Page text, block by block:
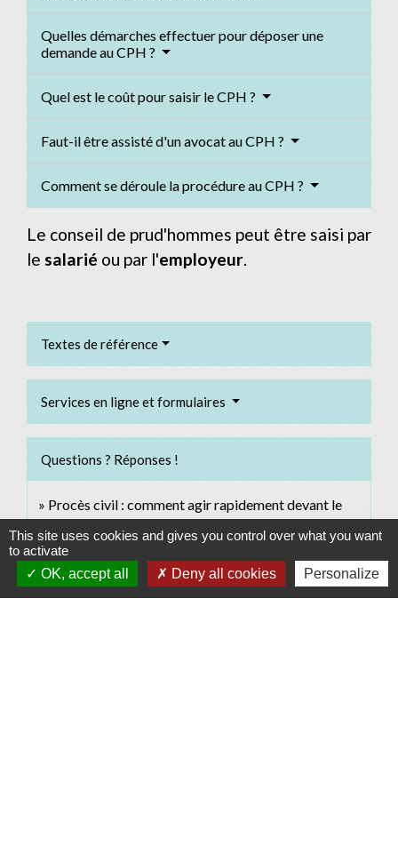
Quelles démarches effectuer pour déposer une
demande au CPH ?
Quel est le coût pour saisir le CPH ?
Faut-il être assisté d'un avocat au CPH ?
Comment se déroule la procédure au CPH ?
Le conseil de prud'hommes peut être saisi par
le salarié ou par l'employeur.
Textes de référence
Services en ligne et formulaires
Questions ? Réponses !
Procès civil : comment agir rapidement devant le
Signaler une erreur sur cette page
This site uses cookies and gives you control over what you want
to activate
OK, accept all
Deny all cookies Personalize